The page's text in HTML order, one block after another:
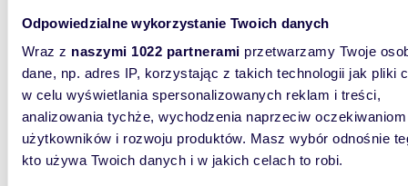
Odpowiedzialne wykorzystanie Twoich danych
Wraz z naszymi 1022 partnerami przetwarzamy Twoje
dane, np. adres IP, korzystając z takich technologii jak pliki
w celu wyświetlania spersonalizowanych reklam i treści,
analizowania tychże, wychodzenia naprzeciw oczekiwaniom
użytkowników i rozwoju produktów. Masz wybór odnośnie
kto używa Twoich danych i w jakich celach to robi.
Osiedle
rejonie